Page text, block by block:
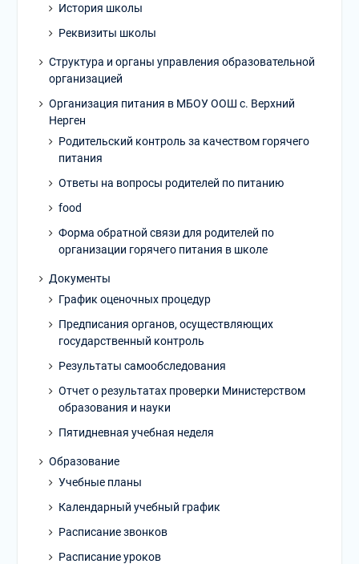
История школы
Реквизиты школы
Структура и органы управления образовательной
организацией
Организация питания в МБОУ ООШ с. Верхний
Нерген
Родительский контроль за качеством горячего
питания
Ответы на вопросы родителей по питанию
food
Форма обратной связи для родителей по
организации горячего питания в школе
Документы
График оценочных процедур
Предписания органов, осуществляющих
государственный контроль
Результаты самообследования
Отчет о результатах проверки Министерством
образования и науки
Пятидневная учебная неделя
Образование
Учебные планы
Календарный учебный график
Расписание звонков
Расписание уроков